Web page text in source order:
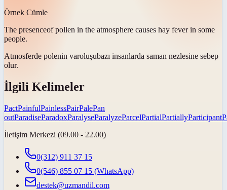
Örnek Cümle
The presenceof pollen in the atmosphere causes hay fever in some
people.
Atmosferde polenin varoluşubazı insanlarda saman nezlesine sebep
olur.
İlgili Kelimeler
PactPainfulPainlessPairPalePan
outParadiseParadoxParalyseParalyzeParcelPartialPartiallyParticipant
İletişim Merkezi (09.00 - 22.00)
0(312) 911 37 15
0(546) 855 07 15 (WhatsApp)
destek@uzmandil.com